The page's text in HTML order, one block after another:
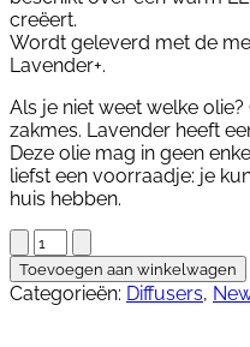
creëert.
Wordt geleverd met de
Lavender+.
Als je niet weet welke
zakmes. Lavender heeft
Deze olie mag in geen
liefst een voorraadje: je
huis hebben.
Limited
Edition
Cactus
Diffuser
Toevoegen aan winkelwagen
Categorieën: Diffusers,